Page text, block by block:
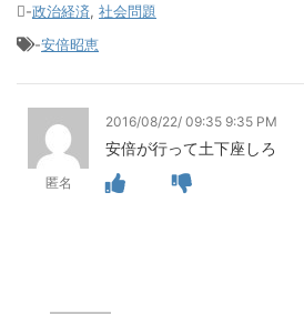
-政治経済, 社会問題
-安倍昭恵
匿名
2016/08/22/ 09:35 9:35 PM
安倍が行って土下座しろ